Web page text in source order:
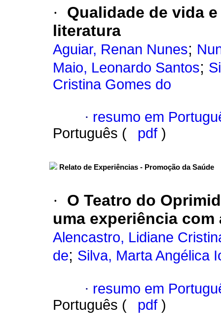
·
Qualidade de vida
literatura
Aguiar, Renan Nunes;
Maio, Leonardo Santos;
Cristina Gomes do
· resumo em
Português (
pdf )
Relato de Experiências - Promoção da Saúde
·
O Teatro do
uma experiência
Alencastro, Lidiane
de; Silva, Marta Angélica
· resumo em
Português (
pdf )